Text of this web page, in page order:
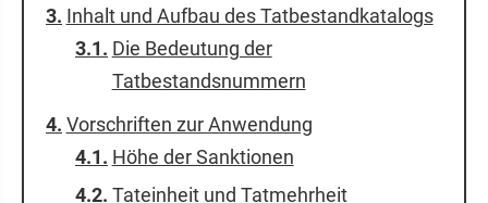
Inhalt und Aufbau des Tatbestandkatalogs
Die Bedeutung der
Tatbestandsnummern
Vorschriften zur Anwendung
Höhe der Sanktionen
Tateinheit und Tatmehrheit